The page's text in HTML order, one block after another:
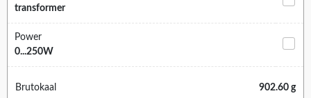
transformer
Power
0...250W
Brutokaal 902.60 g